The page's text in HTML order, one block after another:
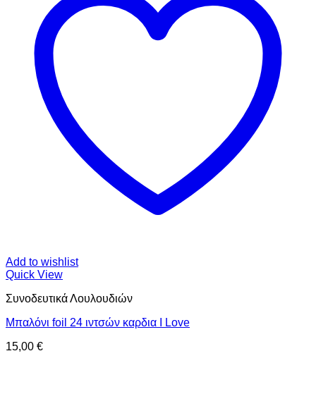
Add to wishlist
Quick View
Συνοδευτικά Λουλουδιών
Μπαλόνι foil 24 ιντσών καρδια I Love
15,00 €